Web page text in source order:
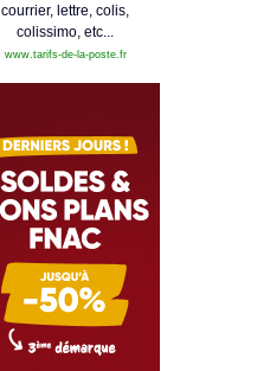
courrier, lettre, colis,
colissimo, etc...
www.tarifs-de-la-poste.fr